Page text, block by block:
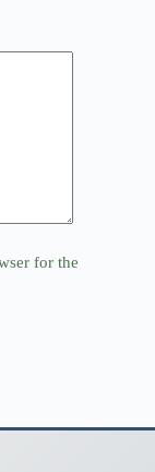
for the